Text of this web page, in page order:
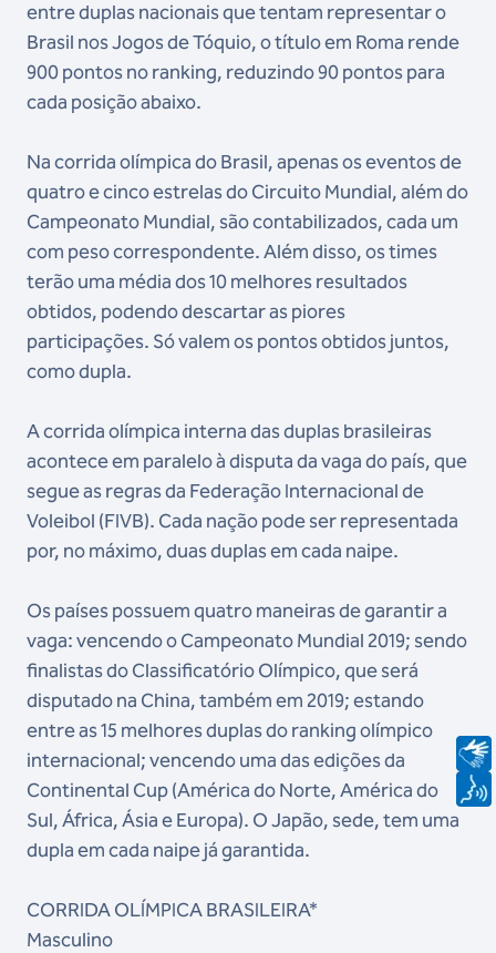
entre duplas nacionais que tentam representar o
Brasil nos Jogos de Tóquio, o título em Roma rende
900 pontos no ranking, reduzindo 90 pontos para
cada posição abaixo.
Na corrida olímpica do Brasil, apenas os eventos de
quatro e cinco estrelas do Circuito Mundial, além do
Campeonato Mundial, são contabilizados, cada um
com peso correspondente. Além disso, os times
terão uma média dos 10 melhores resultados
obtidos, podendo descartar as piores
participações. Só valem os pontos obtidos juntos,
como dupla.
A corrida olímpica interna das duplas brasileiras
acontece em paralelo à disputa da vaga do país, que
segue as regras da Federação Internacional de
Voleibol (FIVB). Cada nação pode ser representada
por, no máximo, duas duplas em cada naipe.
Os países possuem quatro maneiras de garantir a
vaga: vencendo o Campeonato Mundial 2019; sendo
finalistas do Classificatório Olímpico, que será
disputado na China, também em 2019; estando
entre as 15 melhores duplas do ranking olímpico
internacional; vencendo uma das edições da
Continental Cup (América do Norte, América do
Sul, África, Ásia e Europa). O Japão, sede, tem uma
dupla em cada naipe já garantida.
CORRIDA OLÍMPICA BRASILEIRA*
Masculino